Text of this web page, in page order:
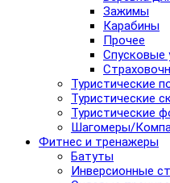
Зажимы
Карабины
Прочее
Спусковые
Туристические
Туристические
Туристические
Шагомеры/
Фитнес и тренажеры
Батуты
Инверсионные